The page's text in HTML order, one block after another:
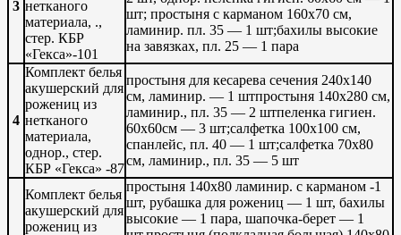
3 нетканого
материала, .,
стер. КБР
«Гекса»-101
шт; простыня с карманом 160х70 см,
ламинир. пл. 35 — 1 шт;бахилы высокие
на завязках, пл. 25 — 1 пара
4
Комплект белья
акушерский для
рожениц из
нетканого
материала,
однор., стер.
КБР «Гекса» -87
простыня для кесарева сечения 240х140
см, ламинир. — 1 штпростыня 140х280 см,
ламинир., пл. 35 — 2 штпеленка гигиен.
60х60см — 3 шт;салфетка 100х100 см,
спанлейс, пл. 40 — 1 шт;салфетка 70х80
см, ламинир., пл. 35 — 5 шт
Комплект белья
акушерский для
рожениц из
простыня 140х80 ламинир. с карманом -1
шт, рубашка для рожениц — 1 шт, бахилы
высокие — 1 пара, шапочка-берет — 1